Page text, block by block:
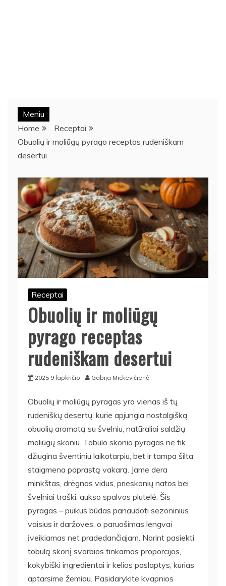
Meniu
Home
Receptai
Obuolių ir moliūgų pyrago receptas rudeniškam
desertui
Receptai
Obuolių ir moliūgų
pyrago receptas
rudeniškam desertui
2025 9 lapkričio Gabija Mickevičienė
Obuolių ir moliūgų pyragas yra vienas iš tų
rudeniškų desertų, kurie apjungia nostalgišką
obuolių aromatą su švelniu, natūraliai saldžių
moliūgų skoniu. Tobulo skonio pyragas ne tik
džiugina šventiniu laikotarpiu, bet ir tampa šilta
staigmena paprastą vakarą. Jame dera
minkštas, drėgnas vidus, prieskonių natos bei
švelniai traški, aukso spalvos plutelė. Šis
pyragas – puikus būdas panaudoti sezoninius
vaisius ir daržoves, o paruošimas lengvai
įveikiamas net pradedančiajam. Norint pasiekti
tobulą skonį svarbios tinkamos proporcijos,
kokybiški ingredientai ir kelios paslaptys, kurias
aptarsime žemiau. Pasidarykite kvapnios